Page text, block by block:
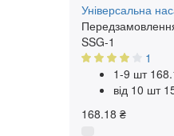
Універсальна
SSG-1
1
1-9 шт
від 10 шт
168.18 ₴